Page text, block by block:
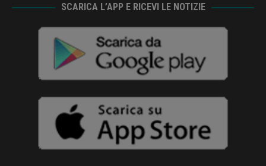
SCARICA L’APP E RICEVI LE NOTIZIE